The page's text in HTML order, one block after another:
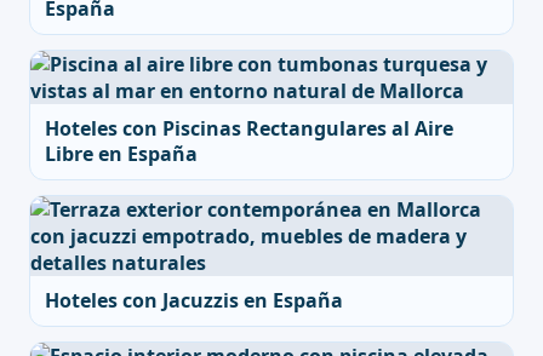
España
Hoteles con Piscinas Rectangulares al Aire
Libre en España
Hoteles con Jacuzzis en España